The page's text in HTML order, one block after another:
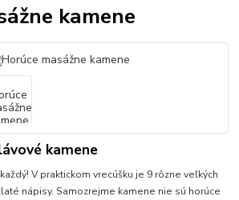
kamene
kamene
V praktickom vrecúšku je 9 rôzne veľkých
nápisy. Samozrejme kamene nie sú horúce